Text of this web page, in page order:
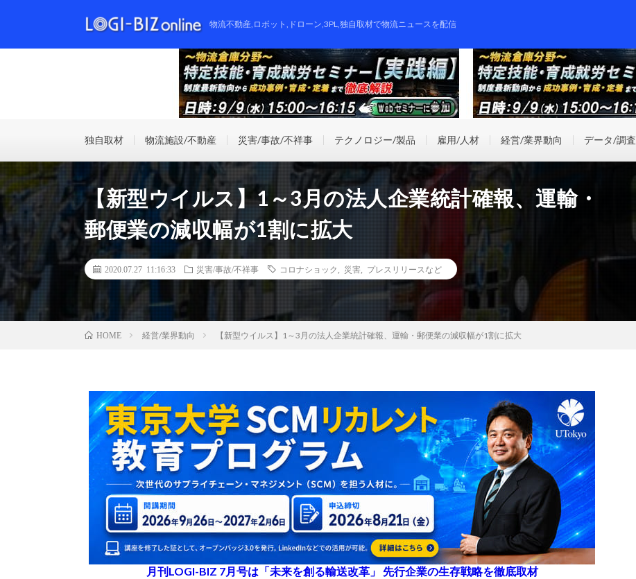
物流不動産,ロボット,ドローン,3PL,独自取材で物流ニュースを配信
独自取材 物流施設/不動産 災害/事故/不祥事 テクノロジー/製品 雇用/人材 経営/業界動向 データ/調査
【新型ウイルス】1～3月の法人企業統計確報、運輸・
郵便業の減収幅が1割に拡大
2020.07.27 11:16:33 災害/事故/不祥事 コロナショック 災害 プレスリリースなど
HOME 経営/業界動向 【新型ウイルス】1～3月の法人企業統計確報、運輸・郵便業の減収幅が1割に拡大
月刊LOGI-BIZ 7月号は「未来を創る輸送改革」 先行企業の生存戦略を徹底取材